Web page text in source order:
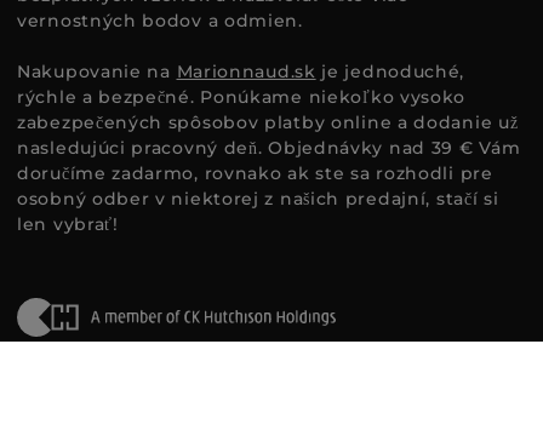
vernostných bodov a odmien.
Nakupovanie na Marionnaud.sk je jednoduché,
rýchle a bezpečné. Ponúkame niekoľko vysoko
zabezpečených spôsobov platby online a dodanie už
nasledujúci pracovný deň. Objednávky nad 39 € Vám
doručíme zadarmo, rovnako ak ste sa rozhodli pre
osobný odber v niektorej z našich predajní, stačí si
len vybrať!